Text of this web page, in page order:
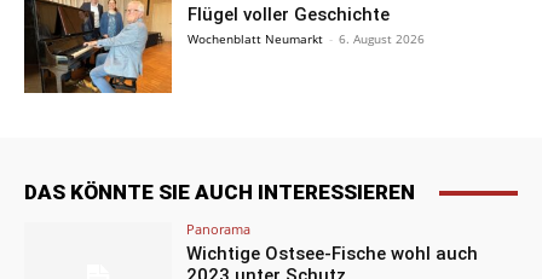
Flügel voller Geschichte
Wochenblatt Neumarkt - 6. August 2026
DAS KÖNNTE SIE AUCH INTERESSIEREN
Panorama
Wichtige Ostsee-Fische wohl auch